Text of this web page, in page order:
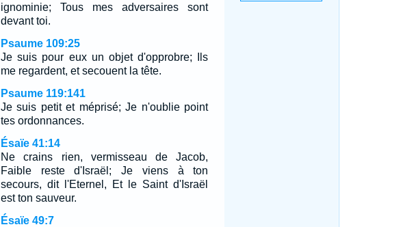
ignominie; Tous mes adversaires sont
devant toi.
Psaume 109:25
Je suis pour eux un objet d'opprobre; Ils
me regardent, et secouent la tête.
Psaume 119:141
Je suis petit et méprisé; Je n'oublie point
tes ordonnances.
Ésaïe 41:14
Ne crains rien, vermisseau de Jacob,
Faible reste d'Israël; Je viens à ton
secours, dit l'Eternel, Et le Saint d'Israël
est ton sauveur.
Ésaïe 49:7